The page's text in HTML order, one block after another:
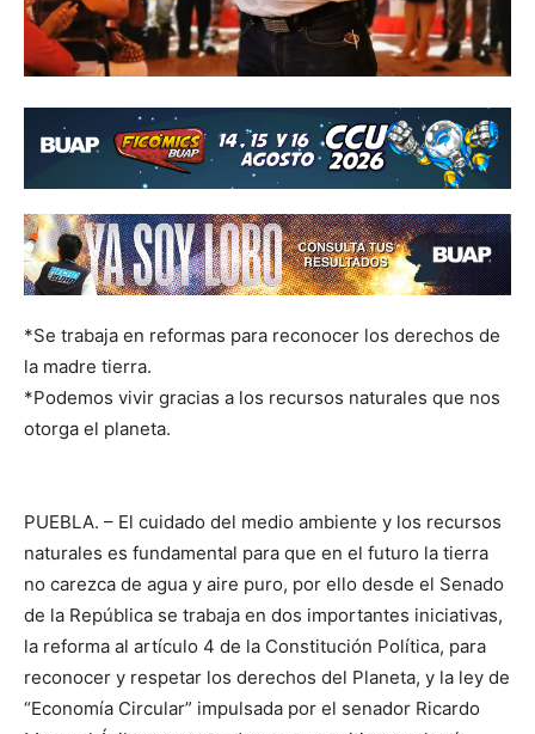
*Se trabaja en reformas para reconocer los derechos de
la madre tierra.
*Podemos vivir gracias a los recursos naturales que nos
otorga el planeta.
PUEBLA. – El cuidado del medio ambiente y los recursos
naturales es fundamental para que en el futuro la tierra
no carezca de agua y aire puro, por ello desde el Senado
de la República se trabaja en dos importantes iniciativas,
la reforma al artículo 4 de la Constitución Política, para
reconocer y respetar los derechos del Planeta, y la ley de
“Economía Circular” impulsada por el senador Ricardo